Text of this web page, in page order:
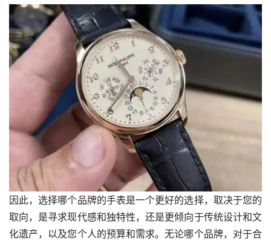
因此，选择哪个品牌的手表是一个更好的选择，取决于您的
取向，是寻求现代感和独特性，还是更倾向于传统设计和文
化遗产，以及您个人的预算和需求。无论哪个品牌，对于合